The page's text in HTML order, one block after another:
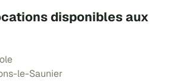
disponibles aux
le-Saunier